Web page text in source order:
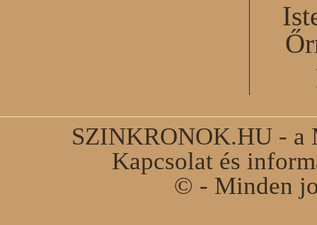
SZINKRONOK.HU - a
Kapcsolat és
© - Minden